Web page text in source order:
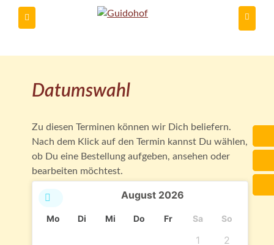
Du
Datumswahl
Zu diesen Terminen können wir Dich beliefern.
Nach dem Klick auf den Termin kannst Du wählen,
ob Du eine Bestellung aufgeben, ansehen oder
bearbeiten möchtest.
August 2026
Mo Di Mi Do Fr Sa So
1
2